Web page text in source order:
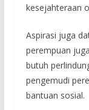
kesejahteraan
Aspirasi juga
perempuan
butuh
pengemudi
bantuan sosial.